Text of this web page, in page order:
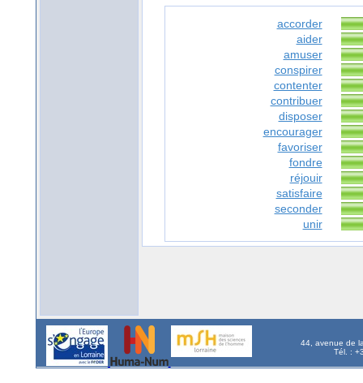
accorder
aider
amuser
conspirer
contenter
contribuer
disposer
encourager
favoriser
fondre
réjouir
satisfaire
seconder
unir
44, avenue de
Tél. :